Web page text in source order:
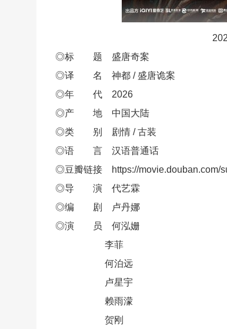
◎标 题 盛唐奇案
◎译 名 神都 / 盛唐诡案
◎年 代 2026
◎产 地 中国大陆
◎类 别 剧情 / 古装
◎语 言 汉语普通话
◎豆瓣链接 https://movie.douban.com/
◎导 演 代艺霖
◎编 剧 卢丹娜
◎演 员 何泓姗
李菲
何泊远
卢星宇
赖雨濛
贺刚